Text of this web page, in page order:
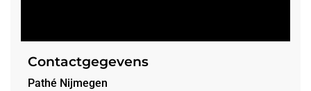
Contactgegevens
Pathé Nijmegen